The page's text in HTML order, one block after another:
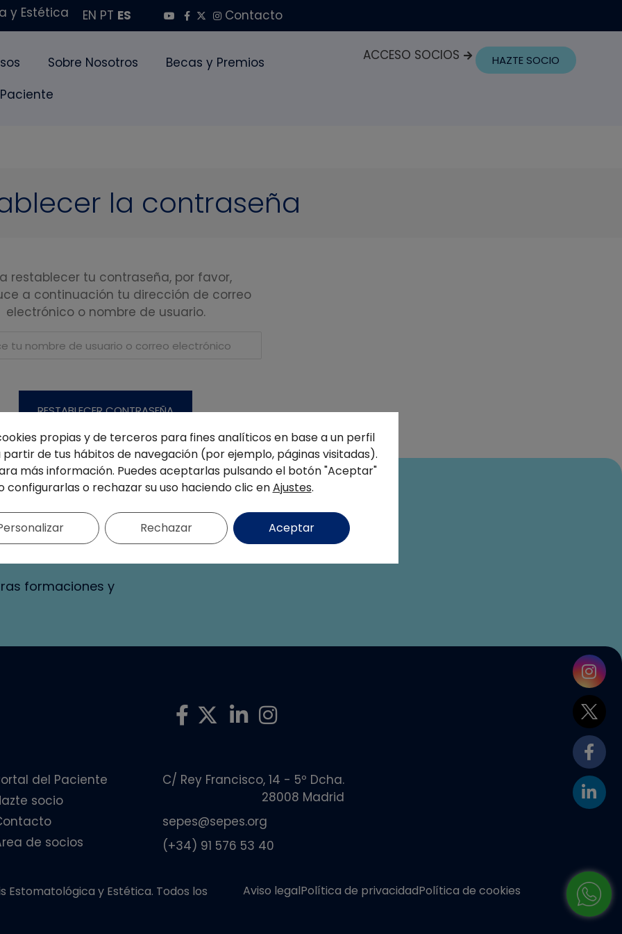
y Estética EN PT ES Contacto
Sobre Nosotros
Becas y Premios
ACCESO SOCIOS HAZTE SOCIO
la contraseña
restablecer tu contraseña, por favor,
a continuación tu dirección de correo
electrónico o nombre de usuario.
formaciones y
del Paciente
socio
de socios
C/ Rey Francisco, 14 - 5º Dcha.
28008 Madrid
sepes@sepes.org
(+34) 91 576 53 40
Estomatológica y Estética. Todos los
Aviso legalPolítica de privacidadPolítica de cookies
propias y de terceros para fines analíticos en base a un perfil
de tus hábitos de navegación (por ejemplo, páginas visitadas).
más información. Puedes aceptarlas pulsando el botón "Aceptar"
configurarlas o rechazar su uso haciendo clic enAjustes.
Aceptar
Rechazar